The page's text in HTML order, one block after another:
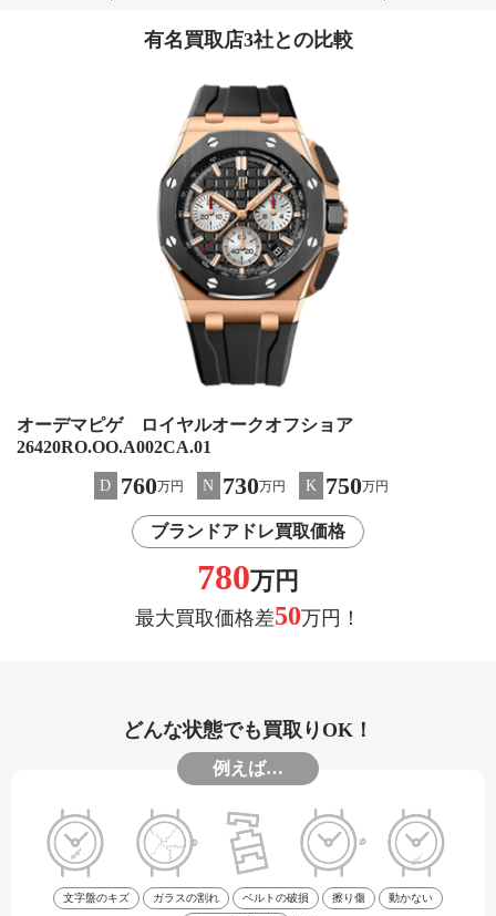
有名買取店3社との比較
オーデマピゲ ロイヤルオークオフショア
26420RO.OO.A002CA.01
D 760万円 N 730万円 K 750万円
ブランドアドレ買取価格
780万円
最大買取価格差50万円！
どんな状態でも買取りOK！
例えば…
文字盤のキズ ガラスの割れ ベルトの破損 擦り傷 動かない